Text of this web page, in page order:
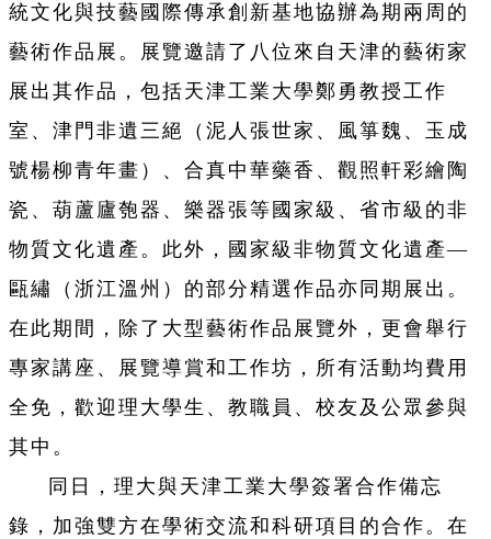
統文化與技藝國際傳承創新基地協辦為期兩周的
藝術作品展。展覽邀請了八位來自天津的藝術家
展出其作品，包括天津工業大學鄭勇教授工作
室、津門非遺三絕（泥人張世家、風箏魏、玉成
號楊柳青年畫）、合真中華藥香、觀照軒彩繪陶
瓷、葫蘆廬匏器、樂器張等國家級、省市級的非
物質文化遺產。此外，國家級非物質文化遺產—
甌繡（浙江溫州）的部分精選作品亦同期展出。
在此期間，除了大型藝術作品展覽外，更會舉行
專家講座、展覽導賞和工作坊，所有活動均費用
全免，歡迎理大學生、教職員、校友及公眾參與
其中。
同日，理大與天津工業大學簽署合作備忘
錄，加強雙方在學術交流和科研項目的合作。在